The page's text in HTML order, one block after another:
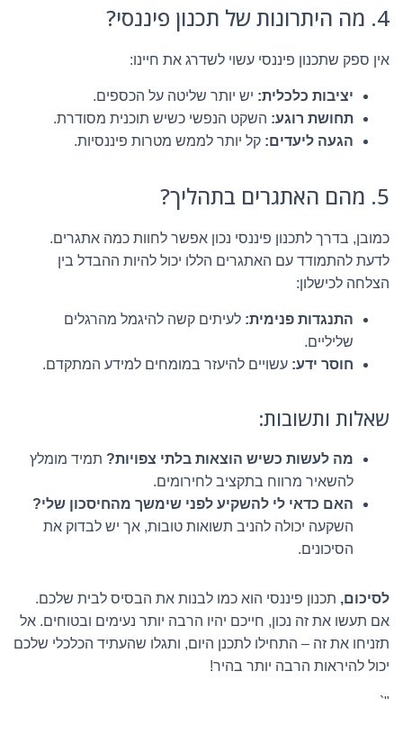
4. מה היתרונות של תכנון פיננסי?
אין ספק שתכנון פיננסי עשוי לשדרג את חיינו:
יציבות כלכלית: יש יותר שליטה על הכספים.
תחושת רוגע: השקט הנפשי כשיש תוכנית מסודרת.
הגעה ליעדים: קל יותר לממש מטרות פיננסיות.
5. מהם האתגרים בתהליך?
כמובן, בדרך לתכנון פיננסי נכון אפשר לחוות כמה אתגרים.
לדעת להתמודד עם האתגרים הללו יכול להיות ההבדל בין
הצלחה לכישלון:
התנגדות פנימית: לעיתים קשה להיגמל מהרגלים
שליליים.
חוסר ידע: עשויים להיעזר במומחים למידע המתקדם.
שאלות ותשובות:
מה לעשות כשיש הוצאות בלתי צפויות? תמיד מומלץ
להשאיר מרווח בתקציב לחירומים.
האם כדאי לי להשקיע לפני שימשך מהחיסכון שלי?
השקעה יכולה להניב תשואות טובות, אך יש לבדוק את
הסיכונים.
לסיכום, תכנון פיננסי הוא כמו לבנות את הבסיס לבית שלכם.
אם תעשו את זה נכון, חייכם יהיו הרבה יותר נעימים ובטוחים. אל
תזניחו את זה – התחילו לתכנן היום, ותגלו שהעתיד הכלכלי שלכם
יכול להיראות הרבה יותר בהיר!
"`